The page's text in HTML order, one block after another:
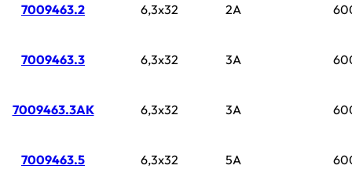
7009463.2 6,3x32 2A
7009463.3 6,3x32 3A
7009463.3AK 6,3x32 3A
7009463.5 6,3x32 5A